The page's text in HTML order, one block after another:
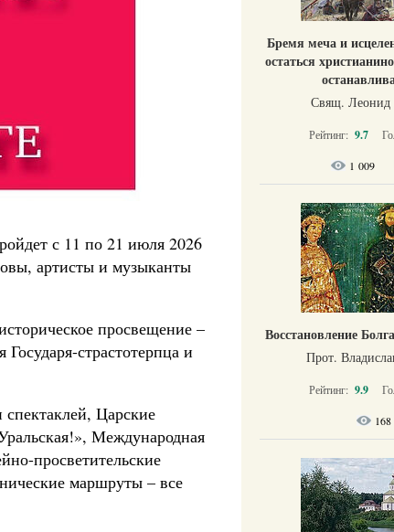
с 11 по 21 июля 2026
артисты и музыканты
просвещение –
страстотерпца и
Царские
Международная
просветительские
маршруты – все
Бремя меча и
остаться
Свящ. Леонид
Рейтинг: 9.7
1 009
Восстановление
Прот.
Рейтинг: 9.9
168